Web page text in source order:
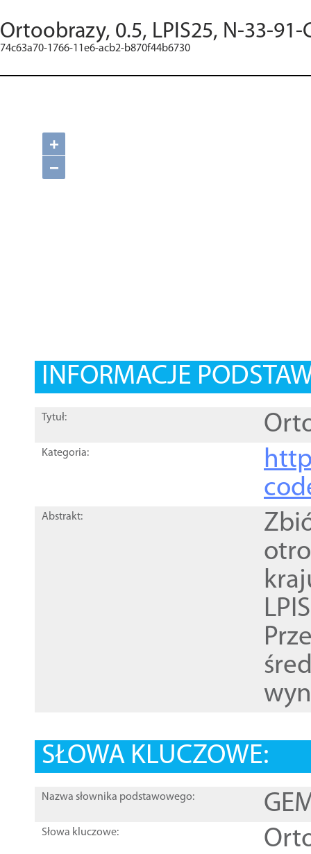
Ortoobrazy, 0.5, LPIS25, N-33-91-
74c63a70-1766-11e6-acb2-b870f44b6730
+
−
INFORMACJE
Tytuł:
Kategoria:
Abstrakt:
SŁOWA KLUCZOWE:
Nazwa słownika podstawowego:
Słowa kluczowe: